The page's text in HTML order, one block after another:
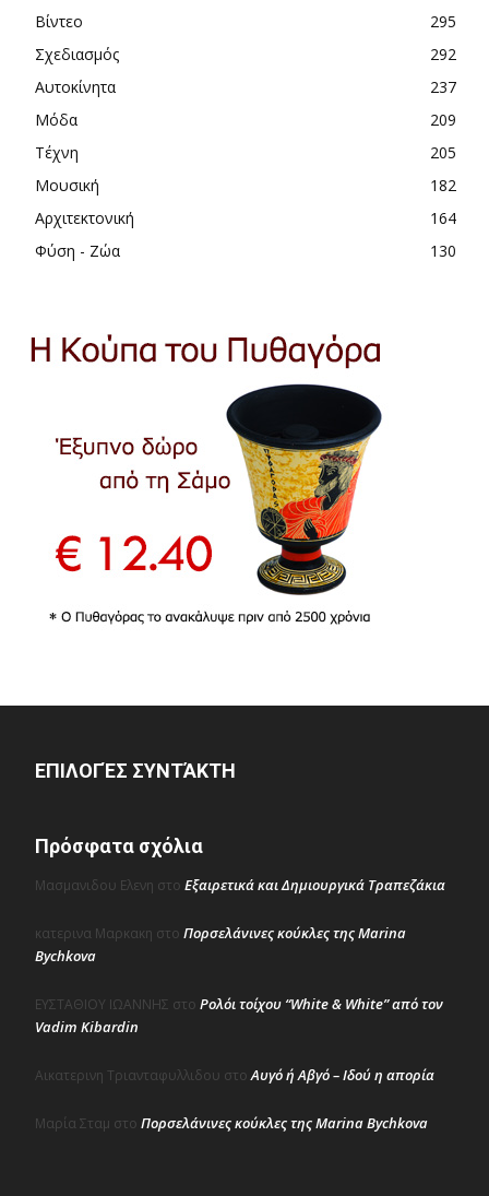
Βίντεο
295
Σχεδιασμός
292
Αυτοκίνητα
237
Μόδα
209
Τέχνη
205
Μουσική
182
Αρχιτεκτονική
164
Φύση - Ζώα
130
ΕΠΙΛΟΓΈΣ ΣΥΝΤΆΚΤΗ
Πρόσφατα σχόλια
Μασμανιδου Ελενη στο Εξαιρετικά και Δημιουργικά Τραπεζάκια
κατερινα Μαρκακη στο Πορσελάνινες κούκλες της Marina
Bychkova
ΕΥΣΤΑΘΙΟΥ ΙΩΑΝΝΗΣ στο Ρολόι τοίχου “White & White” από τον
Vadim Kibardin
Αικατερινη Τριανταφυλλιδου στοΑυγό ή Αβγό – Ιδού η απορία
Μαρία Σταμ στο Πορσελάνινες κούκλες της Marina Bychkova